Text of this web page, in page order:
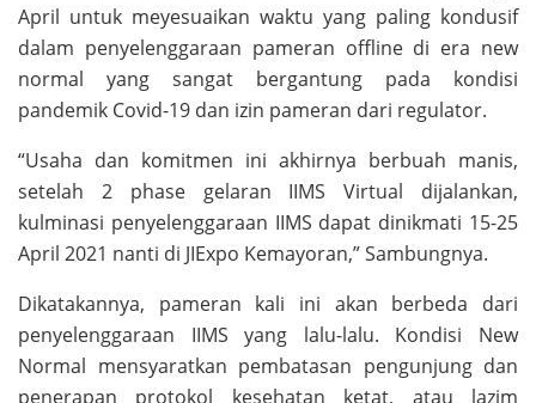
April untuk meyesuaikan waktu yang paling kondusif
dalam penyelenggaraan pameran offline di era new
normal yang sangat bergantung pada kondisi
pandemik Covid-19 dan izin pameran dari regulator.
“Usaha dan komitmen ini akhirnya berbuah manis,
setelah 2 phase gelaran IIMS Virtual dijalankan,
kulminasi penyelenggaraan IIMS dapat dinikmati 15-25
April 2021 nanti di JIExpo Kemayoran,” Sambungnya.
Dikatakannya, pameran kali ini akan berbeda dari
penyelenggaraan IIMS yang lalu-lalu. Kondisi New
Normal mensyaratkan pembatasan pengunjung dan
penerapan protokol kesehatan ketat, atau lazim